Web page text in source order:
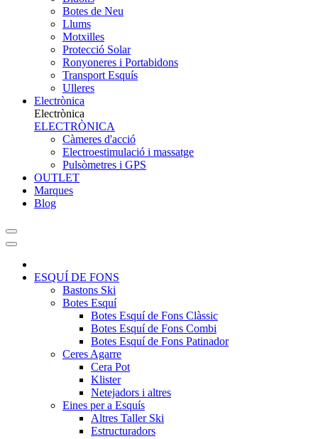
Botes de Neu
Llums
Motxilles
Protecció Solar
Ronyoneres i Portabidons
Transport Esquís
Ulleres
Electrònica
Electrònica
ELECTRÒNICA
Càmeres d'acció
Electroestimulació i massatge
Pulsòmetres i GPS
OUTLET
Marques
Blog
ESQUÍ DE FONS
Bastons Ski
Botes Esquí
Botes Esquí de Fons Clàssic
Botes Esquí de Fons Combi
Botes Esquí de Fons Patinador
Ceres Agarre
Cera Pot
Klister
Netejadors i altres
Eines per a Esquís
Altres Taller Ski
Estructuradors